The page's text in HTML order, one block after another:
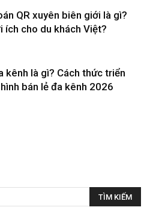
QR xuyên biên giới là gì?
ích cho du khách Việt?
kênh là gì? Cách thức triển
bán lẻ đa kênh 2026